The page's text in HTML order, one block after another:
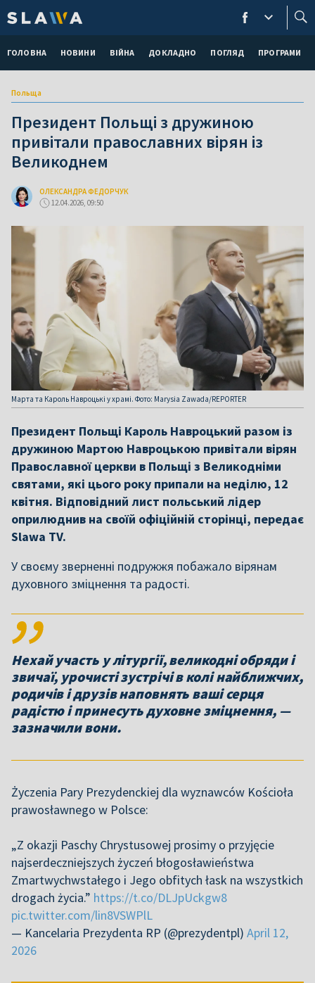
ГОЛОВНА НОВИНИ ВІЙНА ДОКЛАДНО ПОГЛЯД ПРОГРАМИ
Польща
Президент Польщі з дружиною
привітали православних вірян із
Великоднем
ОЛЕКСАНДРА ФЕДОРЧУК
12.04.2026, 09:50
Марта та Кароль Навроцькі у храмі. Фото: Marysia Zawada/REPORTER
Президент Польщі Кароль Навроцький разом із
дружиною Мартою Навроцькою привітали вірян
Православної церкви в Польщі з Великодніми
святами, які цього року припали на неділю, 12
квітня. Відповідний лист польський лідер
оприлюднив на своїй офіційній сторінці, передає
Slawa TV.
У своєму зверненні подружжя побажало вірянам
духовного зміцнення та радості.
Нехай участь у літургії, великодні обряди і
звичаї, урочисті зустрічі в колі найближчих,
родичів і друзів наповнять ваші серця
радістю і принесуть духовне зміцнення, —
зазначили вони.
Życzenia Pary Prezydenckiej dla wyznawców Kościoła
prawosławnego w Polsce:
„Z okazji Paschy Chrystusowej prosimy o przyjęcie
najserdeczniejszych życzeń błogosławieństwa
Zmartwychwstałego i Jego obfitych łask na wszystkich
drogach życia.” https://t.co/DLJpUckgw8
pic.twitter.com/lin8VSWPlL
— Kancelaria Prezydenta RP (@prezydentpl) April 12,
2026